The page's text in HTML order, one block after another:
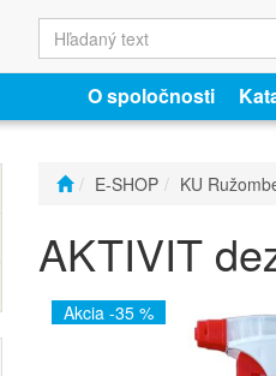
O spoločnosti
E-SHOP KU
AKTIVIT
Akcia -35 %